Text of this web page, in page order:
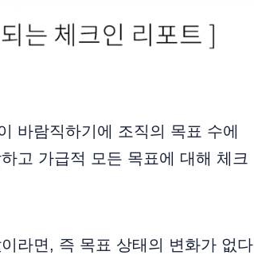
바람직하기에 조직의 목표 수에
고 가급적 모든 목표에 대해 체크
라면, 즉 목표 상태의 변화가 없다